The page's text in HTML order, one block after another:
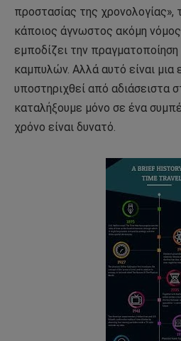
προστασίας της χρονολογίας»,
κάποιος άγνωστος ακόμη
εμποδίζει την
καμπυλών. Αλλά αυτό είναι μια
υποστηριχθεί από αδιάσειστα
καταλήξουμε μόνο σε ένα
χρόνο είναι δυνατό.